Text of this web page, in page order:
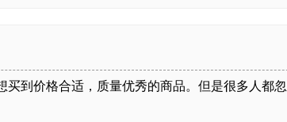
价格合适，质量优秀的商品。但是很多人都